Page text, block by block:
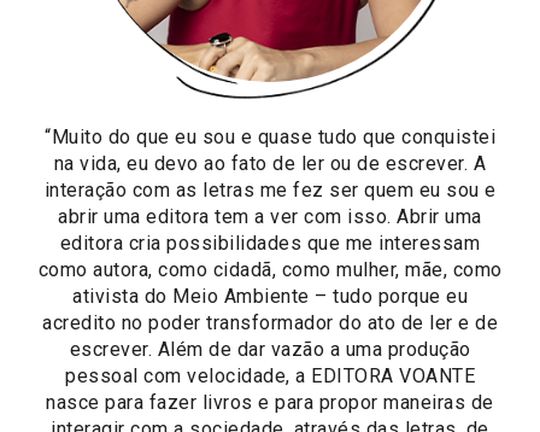
“Muito do que eu sou e quase tudo que conquistei
na vida, eu devo ao fato de ler ou de escrever. A
interação com as letras me fez ser quem eu sou e
abrir uma editora tem a ver com isso. Abrir uma
editora cria possibilidades que me interessam
como autora, como cidadã, como mulher, mãe, como
ativista do Meio Ambiente – tudo porque eu
acredito no poder transformador do ato de ler e de
escrever. Além de dar vazão a uma produção
pessoal com velocidade, a EDITORA VOANTE
nasce para fazer livros e para propor maneiras de